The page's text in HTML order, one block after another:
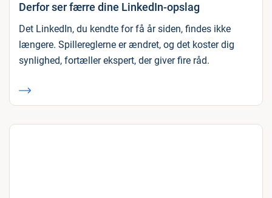
Derfor ser færre dine LinkedIn-opslag
Det LinkedIn, du kendte for få år siden, findes ikke
længere. Spillereglerne er ændret, og det koster dig
synlighed, fortæller ekspert, der giver fire råd.